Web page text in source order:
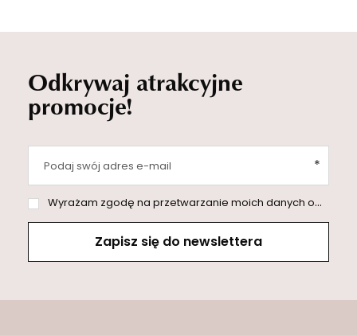
Odkrywaj atrakcyjne
promocje!
Podaj swój adres e-mail
Wyrażam zgodę na przetwarzanie moich danych osobowych (adres e-mail) na potrzeby wysyłki newslettera z informacją handlową (marketing). Więcej w
Zapisz się do newslettera